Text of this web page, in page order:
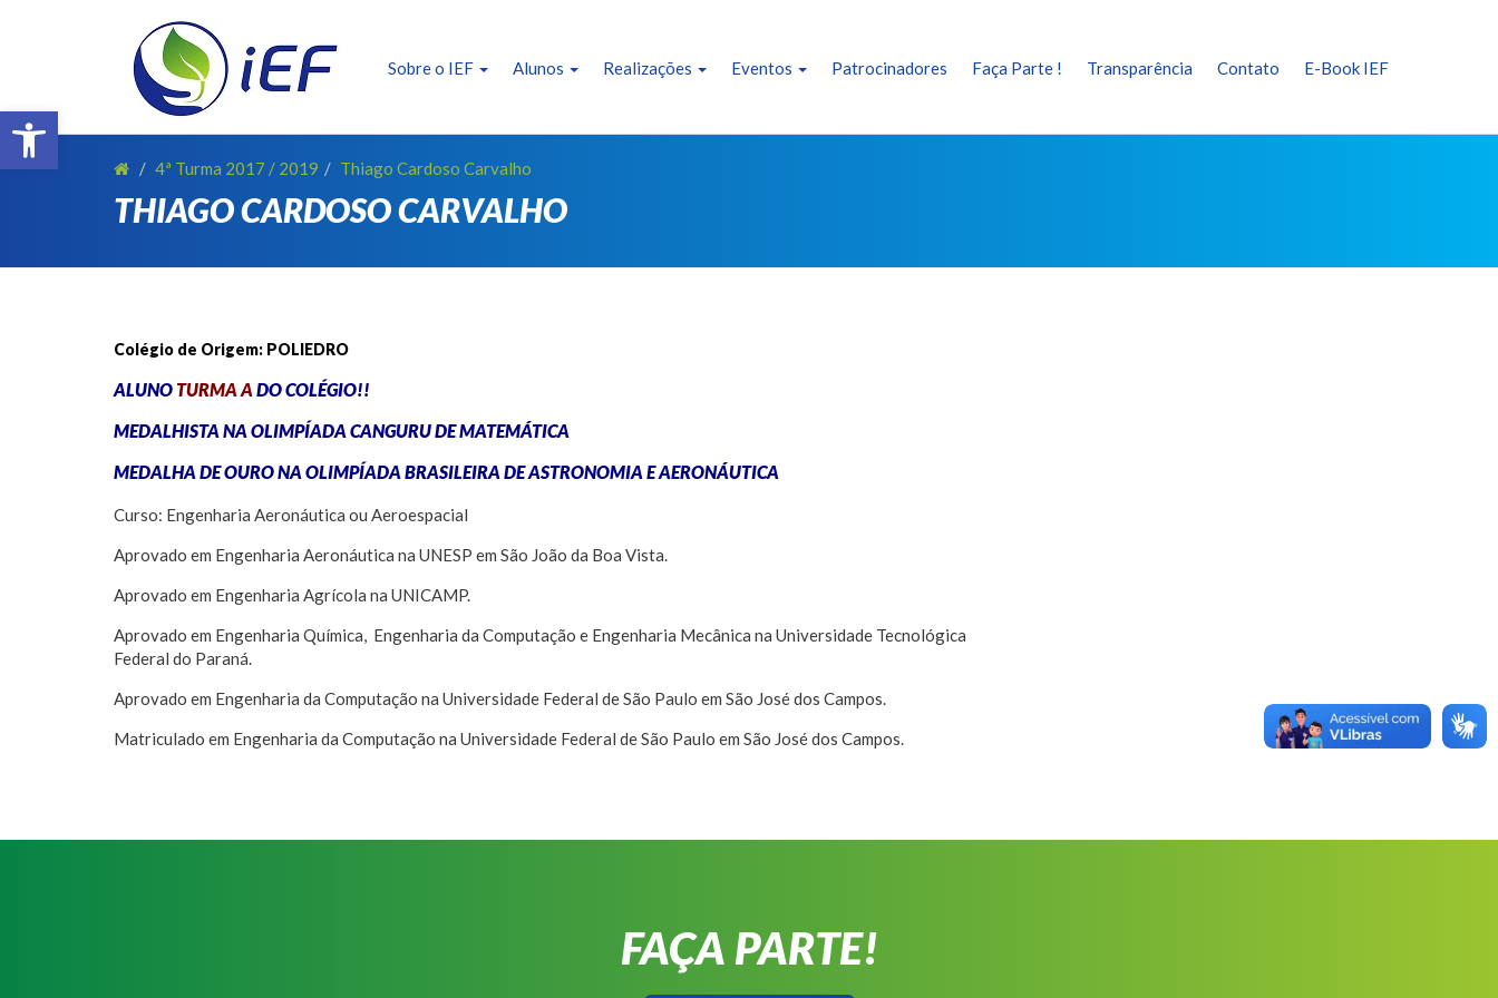
Barra de Ferramentas Aberta
REALIZAÇÕES
EVENTOS
PATROCINADORES
E-BOOK IEF
Sobre o IEF Alunos Realizações Eventos Patrocinadores Faça Parte ! Transparência Contato E-Book IEF
4ª Turma 2017 / 2019 Thiago Cardoso Carvalho
THIAGO CARDOSO CARVALHO
Colégio de Origem: POLIEDRO
ALUNOTURMA A DO COLÉGIO!!
MEDALHISTA NA OLIMPÍADA CANGURU DE MATEMÁTICA
MEDALHA DE OURO NA OLIMPÍADA BRASILEIRA DE ASTRONOMIA E AERONÁUTICA
Curso: Engenharia Aeronáutica ou Aeroespacial
Aprovado em Engenharia Aeronáutica na UNESP em São João da Boa Vista.
Aprovado em Engenharia Agrícola na UNICAMP.
Aprovado em Engenharia Química, Engenharia da Computação e Engenharia Mecânica na Universidade Tecnológica
Federal do Paraná.
Aprovado em Engenharia da Computação na Universidade Federal de São Paulo em São José dos Campos.
Matriculado em Engenharia da Computação na Universidade Federal de São Paulo em São José dos Campos.
FAÇA PARTE!